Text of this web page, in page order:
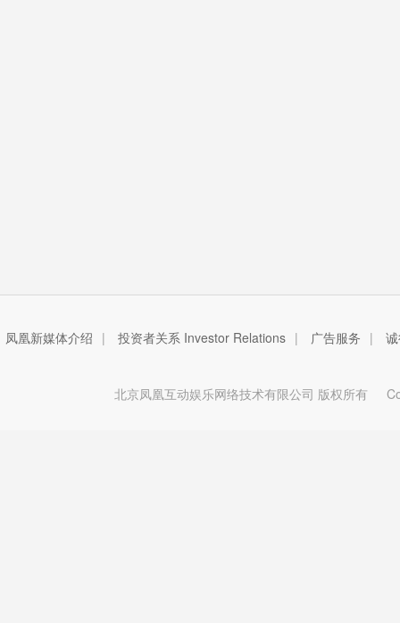
凤凰新媒体介绍 | 投资者关系 Investor Relations | 广告服务 |
北京凤凰互动娱乐网络技术有限公司 版权所有